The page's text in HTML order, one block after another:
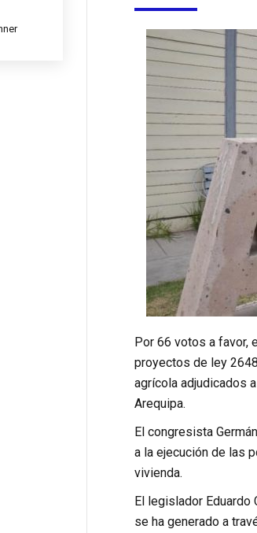
Por 66 votos a favor,
proyectos de ley
agrícola adjudicados
Arequipa.
El congresista
a la ejecución de las
vivienda.
El legislador
se ha generado a